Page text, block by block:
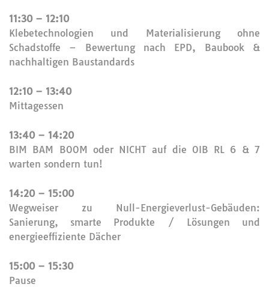
11:30 – 12:10
Klebetechnologien und Materialisierung ohne
Schadstoffe – Bewertung nach EPD, Baubook &
nachhaltigen Baustandards
12:10 – 13:40
Mittagessen
13:40 – 14:20
BIM BAM BOOM oder NICHT auf die OIB RL 6 & 7
warten sondern tun!
14:20 – 15:00
Wegweiser zu Null-Energieverlust-Gebäuden:
Sanierung, smarte Produkte / Lösungen und
energieeffiziente Dächer
15:00 – 15:30
Pause